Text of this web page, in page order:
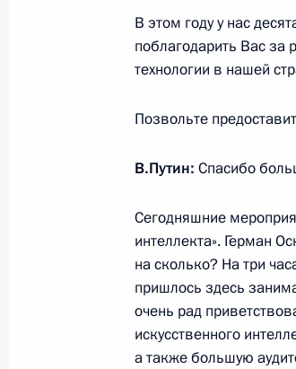
18 ноября 2025 года, 18:20
установки в
с Председателем
Встреча с
18 ноября 2025 года, 16:20
В этом году у нас
поблагодарить Вас за
технологии в нашей
Позвольте
В.Путин: Спасибо
Сегодняшние
интеллекта». Герман
на сколько? На три
пришлось здесь
очень рад
искусственного
а также большую